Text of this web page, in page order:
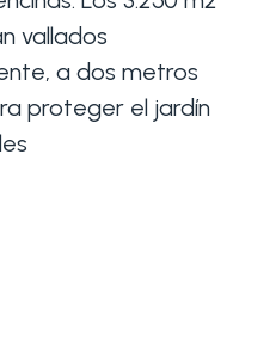
vallados
a dos metros
proteger el jardín